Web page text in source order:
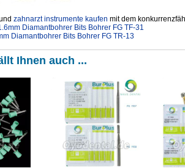
zahnarzt instrumente kaufen mit dem
Diamantbohrer Bits Bohrer FG TF-31
Diamantbohrer Bits Bohrer FG TR-13
Ihnen auch ...